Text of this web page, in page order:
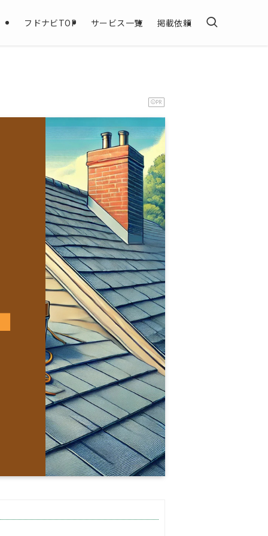
フドナビTOP サービス一覧 掲載依頼
PR